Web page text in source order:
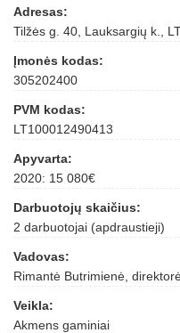
Adresas:
Tilžės g. 40, Lauksargių k.,
Įmonės kodas:
305202400
PVM kodas:
LT100012490413
Apyvarta:
2020: 15 080€
Darbuotojų skaičius:
2 darbuotojai (apdraustieji)
Vadovas:
Rimantė Butrimienė,
Veikla:
Akmens gaminiai